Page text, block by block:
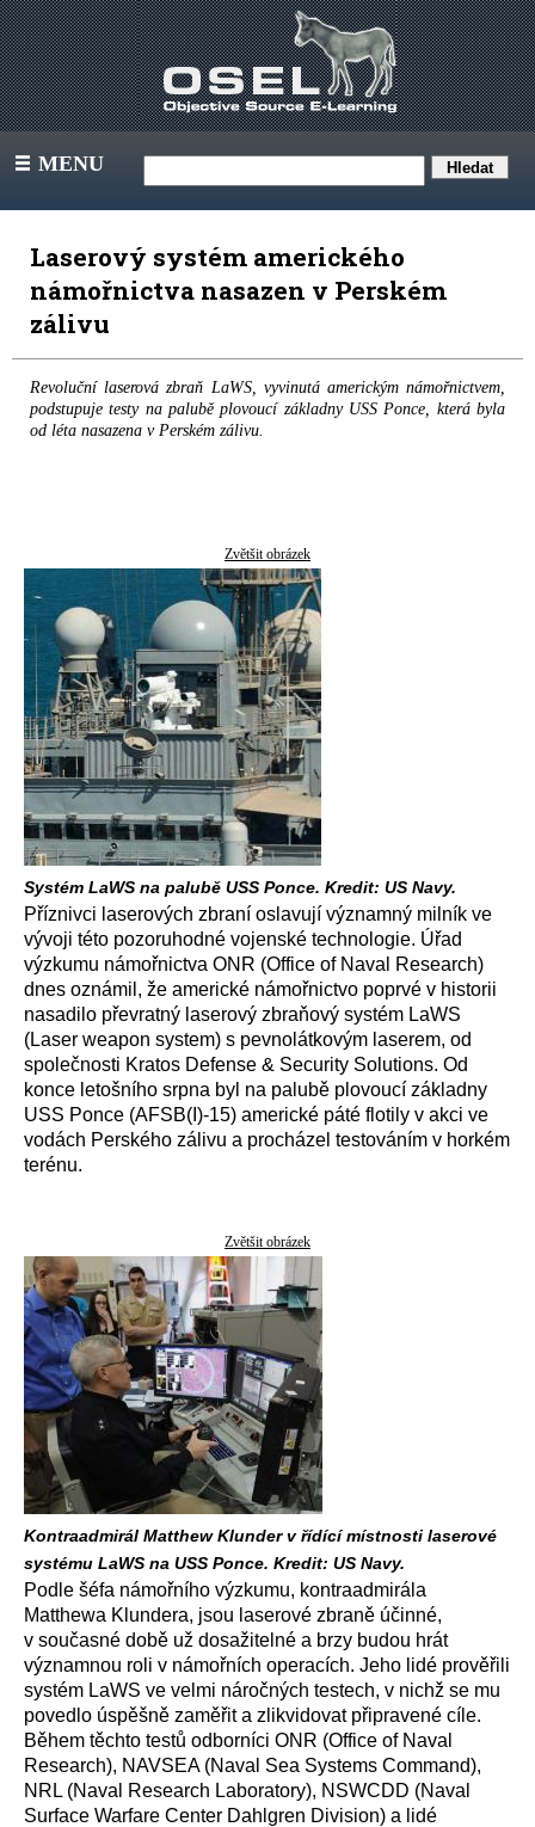
III MENU
Laserový systém amerického
námořnictva nasazen v Perském
zálivu
Revoluční laserová zbraň LaWS, vyvinutá americkým námořnictvem,
podstupuje testy na palubě plovoucí základny USS Ponce, která byla
od léta nasazena v Perském zálivu.
Zvětšit obrázek
Systém LaWS na palubě USS Ponce. Kredit: US Navy.
Příznivci laserových zbraní oslavují významný milník ve
vývoji této pozoruhodné vojenské technologie. Úřad
výzkumu námořnictva ONR (Office of Naval Research)
dnes oznámil, že americké námořnictvo poprvé v historii
nasadilo převratný laserový zbraňový systém LaWS
(Laser weapon system) s pevnolátkovým laserem, od
společnosti Kratos Defense & Security Solutions. Od
konce letošního srpna byl na palubě plovoucí základny
USS Ponce (AFSB(I)-15) americké páté flotily v akci ve
vodách Perského zálivu a procházel testováním v horkém
terénu.
Zvětšit obrázek
Kontraadmirál Matthew Klunder v řídící místnosti laserové
systému LaWS na USS Ponce. Kredit: US Navy.
Podle šéfa námořního výzkumu, kontraadmirála
Matthewa Klundera, jsou laserové zbraně účinné,
v současné době už dosažitelné a brzy budou hrát
významnou roli v námořních operacích. Jeho lidé prověřili
systém LaWS ve velmi náročných testech, v nichž se mu
povedlo úspěšně zaměřit a zlikvidovat připravené cíle.
Během těchto testů odborníci ONR (Office of Naval
Research), NAVSEA (Naval Sea Systems Command),
NRL (Naval Research Laboratory), NSWCDD (Naval
Surface Warfare Center Dahlgren Division) a lidé